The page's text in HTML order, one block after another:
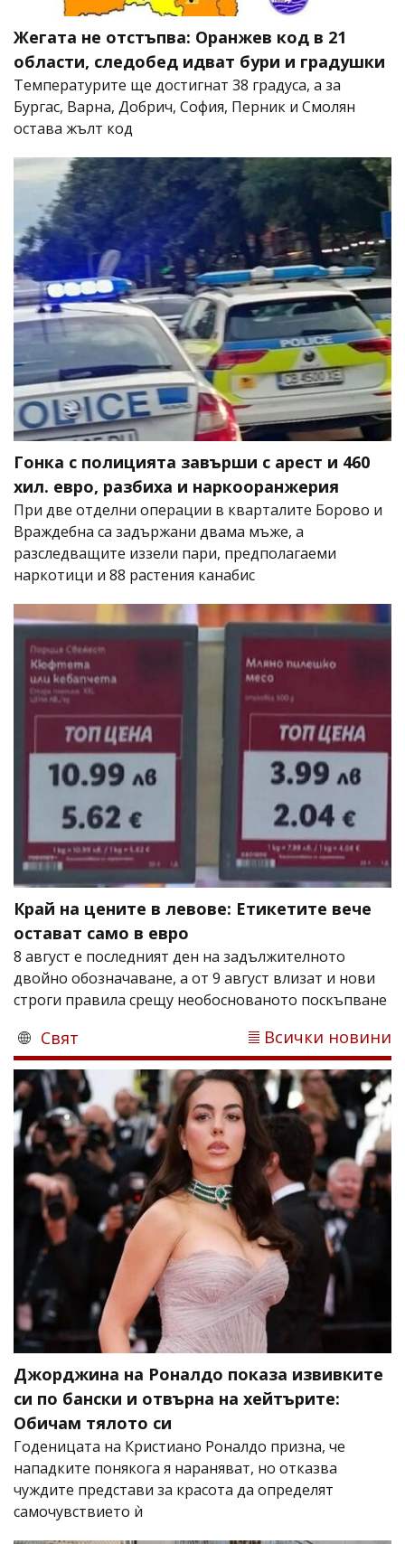
Жегата не отстъпва: Оранжев код в 21
области, следобед идват бури и градушки
Температурите ще достигнат 38 градуса, а за
Бургас, Варна, Добрич, София, Перник и Смолян
остава жълт код
Гонка с полицията завърши с арест и 460
хил. евро, разбиха и наркооранжерия
При две отделни операции в кварталите Борово и
Враждебна са задържани двама мъже, а
разследващите иззели пари, предполагаеми
наркотици и 88 растения канабис
Край на цените в левове: Етикетите вече
остават само в евро
8 август е последният ден на задължителното
двойно обозначаване, а от 9 август влизат и нови
строги правила срещу необоснованото поскъпване
Свят Всички новини
Джорджина на Роналдо показа извивките
си по бански и отвърна на хейтърите:
Обичам тялото си
Годеницата на Кристиано Роналдо призна, че
нападките понякога я нараняват, но отказва
чуждите представи за красота да определят
самочувствието ѝ